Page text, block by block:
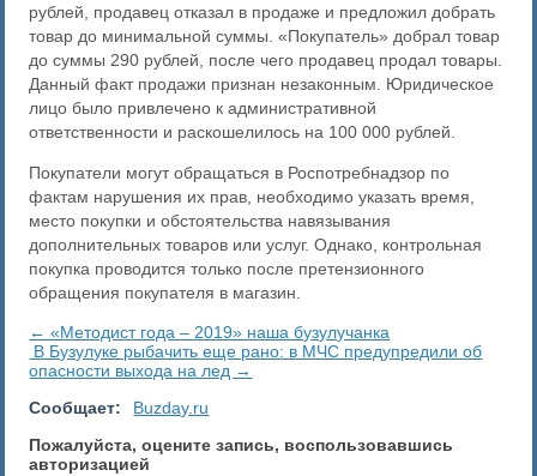
рублей, продавец отказал в продаже и предложил добрать
товар до минимальной суммы. «Покупатель» добрал товар
до суммы 290 рублей, после чего продавец продал товары.
Данный факт продажи признан незаконным. Юридическое
лицо было привлечено к административной
ответственности и раскошелилось на 100 000 рублей.
Покупатели могут обращаться в Роспотребнадзор по
фактам нарушения их прав, необходимо указать время,
место покупки и обстоятельства навязывания
дополнительных товаров или услуг. Однако, контрольная
покупка проводится только после претензионного
обращения покупателя в магазин.
← «Методист года – 2019» наша бузулучанка
​ В Бузулуке рыбачить еще рано: в МЧС предупредили об
опасности выхода на лед →
Сообщает:
Buzday.ru
Пожалуйста, оцените запись, воспользовавшись
авторизацией